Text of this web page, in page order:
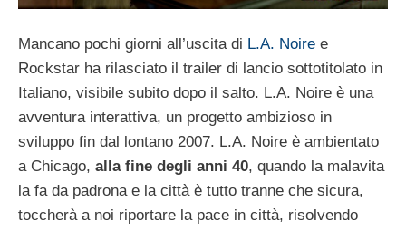
Mancano pochi giorni all’uscita di L.A. Noire e
Rockstar ha rilasciato il trailer di lancio sottotitolato in
Italiano, visibile subito dopo il salto. L.A. Noire è una
avventura interattiva, un progetto ambizioso in
sviluppo fin dal lontano 2007. L.A. Noire è ambientato
a Chicago, alla fine degli anni 40, quando la malavita
la fa da padrona e la città è tutto tranne che sicura,
toccherà a noi riportare la pace in città, risolvendo